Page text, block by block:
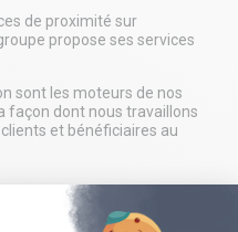
de proximité sur
propose ses services
sont les moteurs de nos
façon dont nous travaillons
et bénéficiaires au